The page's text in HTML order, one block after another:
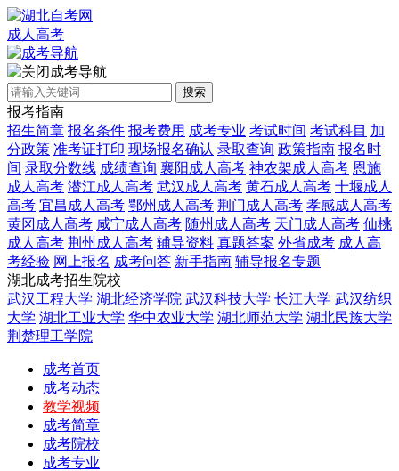
成人高考
成考导航
搜索
报考指南
招生简章 报名条件 报考费用 成考专业 考试时间 考试科目 加
分政策 准考证打印 现场报名确认 录取查询 政策指南 报名时
间 录取分数线 成绩查询 襄阳成人高考 神农架成人高考 恩施
成人高考 潜江成人高考 武汉成人高考 黄石成人高考 十堰成人
高考 宜昌成人高考 鄂州成人高考 荆门成人高考 孝感成人高考
黄冈成人高考 咸宁成人高考 随州成人高考 天门成人高考 仙桃
成人高考 荆州成人高考 辅导资料 真题答案 外省成考 成人高
考经验 网上报名 成考问答 新手指南 辅导报名专题
湖北成考招生院校
武汉工程大学 湖北经济学院 武汉科技大学 长江大学 武汉纺织
大学 湖北工业大学 华中农业大学 湖北师范大学 湖北民族大学
荆楚理工学院
成考首页
成考动态
教学视频
成考简章
成考院校
成考专业